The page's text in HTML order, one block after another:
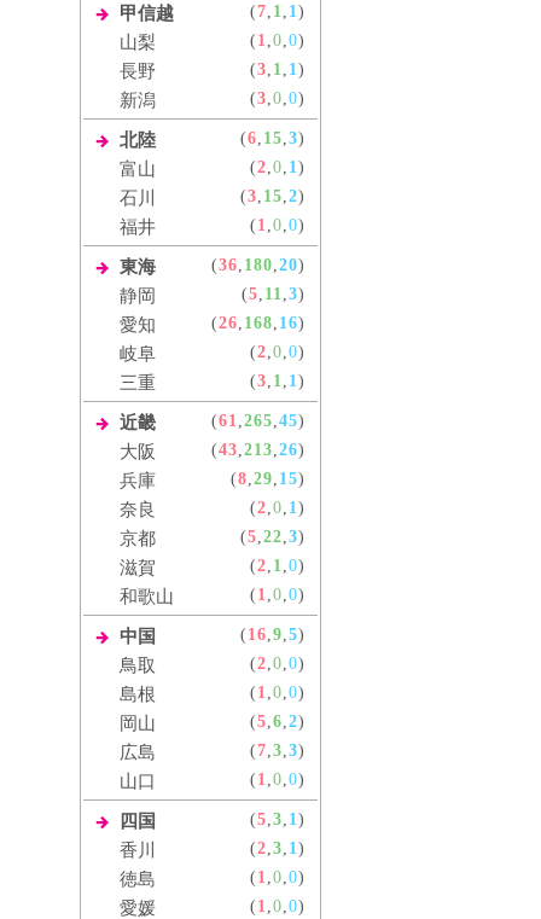
甲信越 (7, 1, 1)
山梨 ( 1,0,0)
長野 (3, 1, 1)
新潟 (3,0,0)
北陸 (6, 15,3)
富山 (2,0, 1)
石川 (3, 15,2)
福井 ( 1,0,0)
東海 (36, 180,20)
静岡 (5, 11,3)
愛知 (26, 168, 16)
岐阜 (2,0,0)
三重 (3, 1, 1)
近畿 (61,265,45)
大阪 (43,213,26)
兵庫 (8,29, 15)
奈良 (2,0, 1)
京都 (5,22,3)
滋賀 (2, 1,0)
和歌山 ( 1,0,0)
中国 ( 16,9,5)
鳥取 (2,0,0)
島根 ( 1,0,0)
岡山 (5,6,2)
広島 (7,3,3)
山口 ( 1,0,0)
四国 (5,3, 1)
香川 (2,3, 1)
徳島 ( 1,0,0)
愛媛 ( 1,0,0)